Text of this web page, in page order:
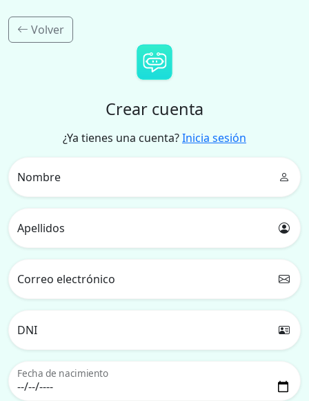
Volver
Crear cuenta
¿Ya tienes una cuenta?Inicia sesión
Nombre
Apellidos
Correo electrónico
DNI
Fecha de nacimiento